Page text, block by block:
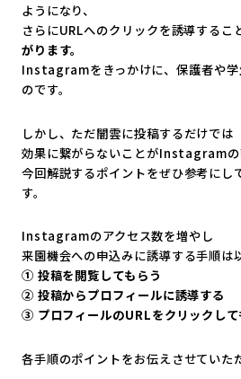
ようになり、
さらにURLへのクリックを誘導するこ
がります。
Instagramをきっかけに、保護者や
のです。
しかし、ただ闇雲に投稿するだけでは
効果に繋がらないことがInstagramの
今回解説するポイントをぜひ参考にし
す。
Instagramのアクセス数を増やし
来園機会への申込みに誘導する手順は
① 投稿を閲覧してもらう
② 投稿からプロフィールに誘導する
③ プロフィールのURLをクリックして
各手順のポイントをお伝えさせていた